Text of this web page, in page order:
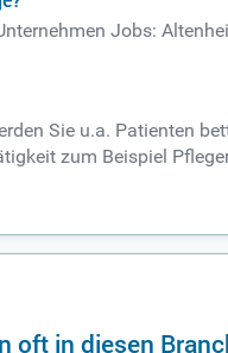
Jobs:
Sie u.a. Patienten
zum Beispiel
in diesen